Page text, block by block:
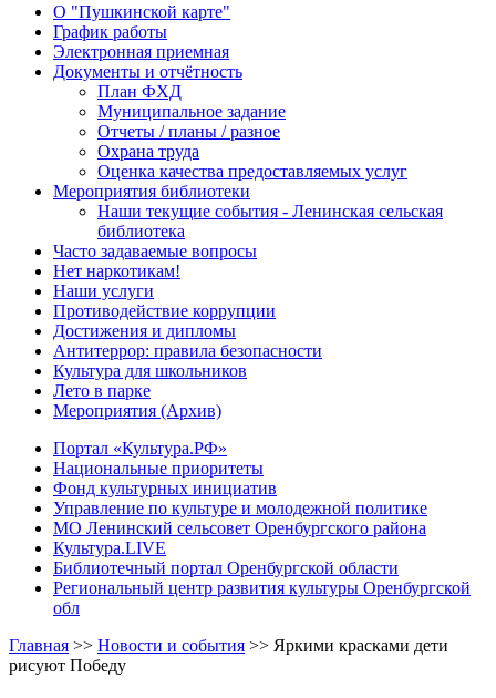
О "Пушкинской карте"
График работы
Электронная приемная
Документы и отчётность
План ФХД
Муниципальное задание
Отчеты / планы / разное
Охрана труда
Оценка качества предоставляемых услуг
Мероприятия библиотеки
Наши текущие события - Ленинская сельская
библиотека
Часто задаваемые вопросы
Нет наркотикам!
Наши услуги
Противодействие коррупции
Достижения и дипломы
Антитеррор: правила безопасности
Культура для школьников
Лето в парке
Мероприятия (Архив)
Портал «Культура.РФ»
Национальные приоритеты
Фонд культурных инициатив
Управление по культуре и молодежной политике
МО Ленинский сельсовет Оренбургского района
Культура.LIVE
Библиотечный портал Оренбургской области
Региональный центр развития культуры Оренбургской
обл
Главная >> Новости и события >> Яркими красками дети
рисуют Победу